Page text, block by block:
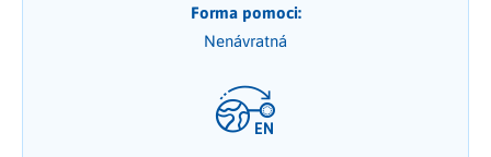
Forma pomoci:
Nenávratná